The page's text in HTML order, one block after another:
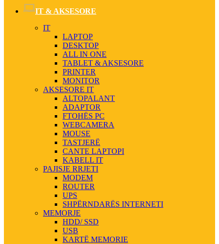
IT & AKSESORE
IT
LAPTOP
DESKTOP
ALL IN ONE
TABLET & AKSESORE
PRINTER
MONITOR
AKSESORE IT
ALTOPALANT
ADAPTOR
FTOHËS PC
WEBCAMERA
MOUSE
TASTJERË
CANTE LAPTOPI
KABELL IT
PAJISJE RRJETI
MODEM
ROUTER
UPS
SHPËRNDARËS INTERNETI
MEMORJE
HDD/ SSD
USB
KARTË MEMORIE